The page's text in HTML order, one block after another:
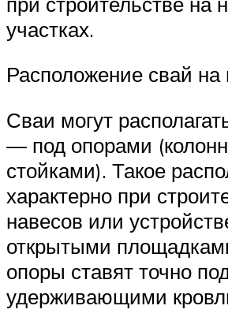
участках.
Расположение свай
Сваи могут
— под опорами
стойками). Такое
характерно при
навесов или
открытыми
опоры ставят точно
удерживающими